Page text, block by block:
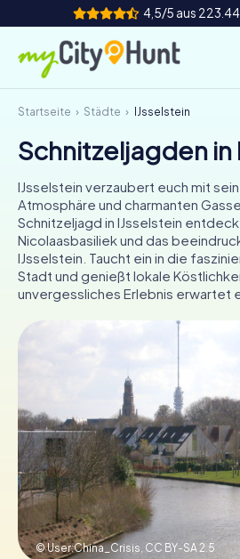
4,5/5 aus
So funktioniert's
Städte
Touren
Teamevent
Tickets
Tickets
Gutscheine
Startseite Städte IJsselstein
Schnitzeljagden in
IJsselstein verzaubert euch mit
Atmosphäre und charmanten
Schnitzeljagd in IJsselstein
Nicolaasbasiliek und das
IJsselstein. Taucht ein in die
Stadt und genießt lokale
unvergessliches Erlebnis erwartet
© User:China_Crisis, CC BY-SA 2.5